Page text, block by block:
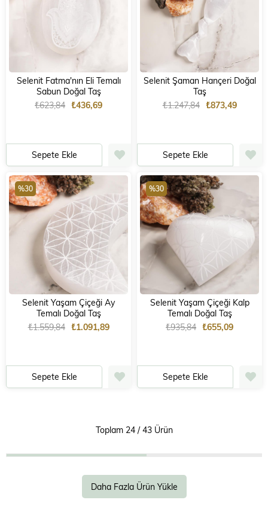
Selenit Fatma'nın Eli Temalı
Sabun Doğal Taş
₺436,69
₺623,84
Sepete Ekle
Selenit Şaman Hançeri Doğal
Taş
₺873,49
₺1.247,84
Sepete Ekle
Selenit Yaşam Çiçeği Ay
Temalı Doğal Taş
₺1.091,89
₺1.559,84
Sepete Ekle
%30
Selenit Yaşam Çiçeği Kalp
Temalı Doğal Taş
₺655,09
₺935,84
Sepete Ekle
%30
Toplam 24/43Ürün
Daha Fazla Ürün Yükle